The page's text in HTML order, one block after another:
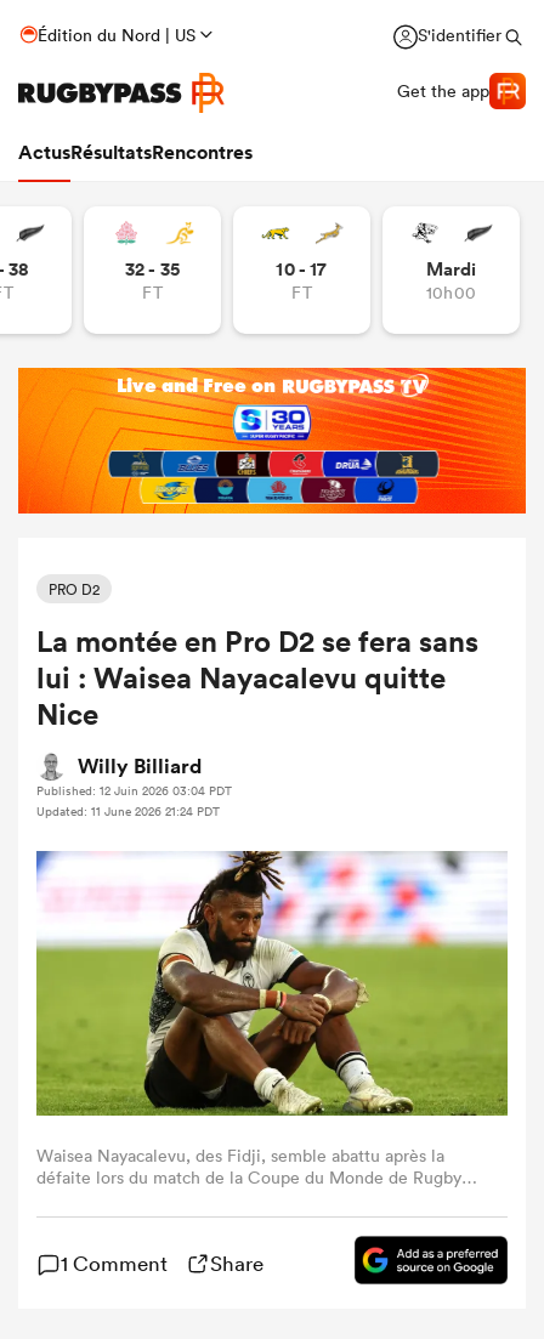
Édition du Nord | US S'identifier
Get the app
ActusRésultatsRencontres
38 32 - 35
FT
10 - 17
FT
Mardi
10h00
PRO D2
La montée en Pro D2 se fera sans
lui : Waisea Nayacalevu quitte
Nice
Willy Billiard
Published: 12 Juin 2026 03:04 PDT
Updated: 11 June 2026 21:24 PDT
Waisea Nayacalevu, des Fidji, semble abattu après la
défaite lors du match de la Coupe du Monde de Rugby
Stade de Bordeaux, le 30 septembre 2023 à Bordeaux, en
France. (Photo : Catherine Ivill/Getty Images)
1 Comment Share